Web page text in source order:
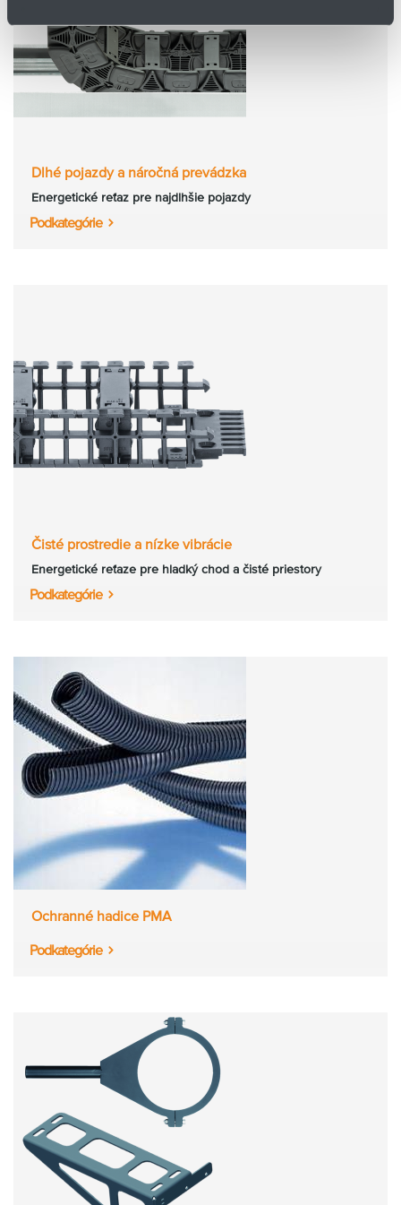
Dlhé pojazdy a náročná prevádzka
Energetické reťaz pre najdlhšie pojazdy
Podkategórie
Čisté prostredie a nízke vibrácie
Energetické reťaze pre hladký chod a čisté priestory
Podkategórie
Ochranné hadice PMA
Podkategórie